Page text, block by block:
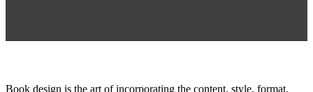
Book design is the art of incorporating the content, style, format,